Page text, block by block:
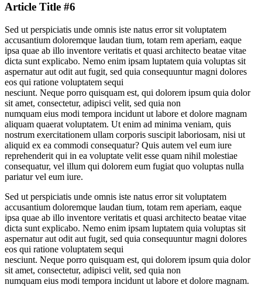
Article Title #6
Sed ut perspiciatis unde omnis iste natus error sit voluptatem
accusantium doloremque laudan tium, totam rem aperiam, eaque
ipsa quae ab illo inventore veritatis et quasi architecto beatae vitae
dicta sunt explicabo. Nemo enim ipsam luptatem quia voluptas sit
aspernatur aut odit aut fugit, sed quia consequuntur magni dolores
eos qui ratione voluptatem sequi
nesciunt. Neque porro quisquam est, qui dolorem ipsum quia dolor
sit amet, consectetur, adipisci velit, sed quia non
numquam eius modi tempora incidunt ut labore et dolore magnam
aliquam quaerat voluptatem. Ut enim ad minima veniam, quis
nostrum exercitationem ullam corporis suscipit laboriosam, nisi ut
aliquid ex ea commodi consequatur? Quis autem vel eum iure
reprehenderit qui in ea voluptate velit esse quam nihil molestiae
consequatur, vel illum qui dolorem eum fugiat quo voluptas nulla
pariatur vel eum iure.
Sed ut perspiciatis unde omnis iste natus error sit voluptatem
accusantium doloremque laudan tium, totam rem aperiam, eaque
ipsa quae ab illo inventore veritatis et quasi architecto beatae vitae
dicta sunt explicabo. Nemo enim ipsam luptatem quia voluptas sit
aspernatur aut odit aut fugit, sed quia consequuntur magni dolores
eos qui ratione voluptatem sequi
nesciunt. Neque porro quisquam est, qui dolorem ipsum quia dolor
sit amet, consectetur, adipisci velit, sed quia non
numquam eius modi tempora incidunt ut labore et dolore magnam.